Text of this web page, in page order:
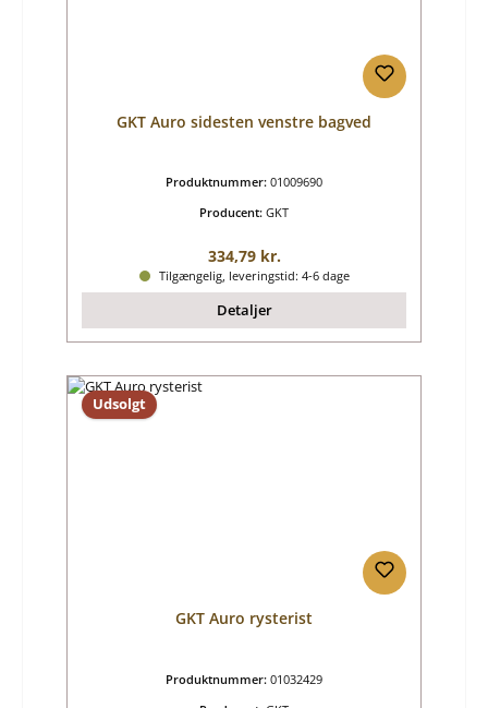
GKT Auro sidesten venstre bagved
Produktnummer: 01009690
Producent: GKT
Almindelig pris:
334,79 kr.
Tilgængelig, leveringstid: 4-6 dage
Detaljer
Udsolgt
GKT Auro rysterist
Produktnummer: 01032429